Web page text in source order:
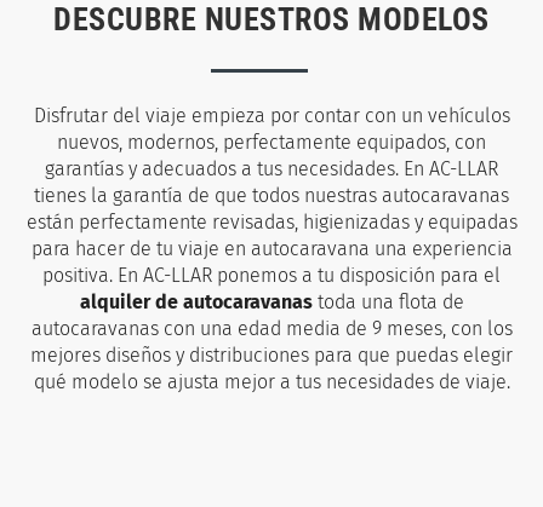
DESCUBRE NUESTROS MODELOS
Disfrutar del viaje empieza por contar con un vehículos
nuevos, modernos, perfectamente equipados, con
garantías y adecuados a tus necesidades. En AC-LLAR
tienes la garantía de que todos nuestras autocaravanas
están perfectamente revisadas, higienizadas y equipadas
para hacer de tu viaje en autocaravana una experiencia
positiva. En AC-LLAR ponemos a tu disposición para el
alquiler de autocaravanastoda una flota de
autocaravanas con una edad media de 9 meses, con los
mejores diseños y distribuciones para que puedas elegir
qué modelo se ajusta mejor a tus necesidades de viaje.